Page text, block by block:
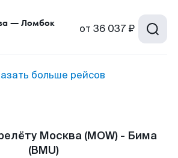
— Ломбок от 36 037 ₽
больше рейсов
Москва (MOW) - Бима
(BMU)